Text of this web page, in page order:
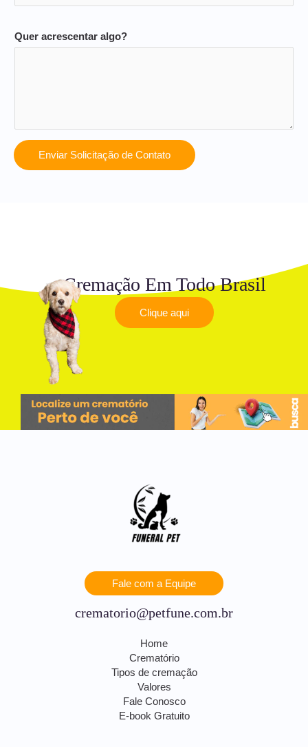
Quer acrescentar algo?
Enviar Solicitação de Contato
Cremação Em Todo Brasil
Clique aqui
Fale com a Equipe
crematorio@petfune.com.br
Home
Crematório
Tipos de cremação
Valores
Fale Conosco
E-book Gratuito